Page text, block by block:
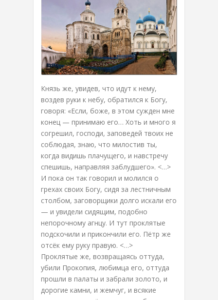
Князь же, увидев, что идут к нему,
воздев руки к небу, обратился к Богу,
говоря: «Если, боже, в этом сужден мне
конец — принимаю его… Хоть и много я
согрешил, господи, заповедей твоих не
соблюдая, знаю, что милостив ты,
когда видишь плачущего, и навстречу
спешишь, направляя заблудшего». <…>
И пока он так говорил и молился о
грехах своих Богу, сидя за лестничным
столбом, заговорщики долго искали его
— и увидели сидящим, подобно
непорочному агнцу. И тут проклятые
подскочили и прикончили его. Пётр же
отсёк ему руку правую. <…>
Проклятые же, возвращаясь оттуда,
убили Прокопия, любимца его, оттуда
прошли в палаты и забрали золото, и
дорогие камни, и жемчуг, и всякие